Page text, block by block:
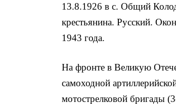
13.8.1926 в с. Общий
крестьянина. Русский.
1943 года.
На фронте в Великую
самоходной
мотострелковой бригады